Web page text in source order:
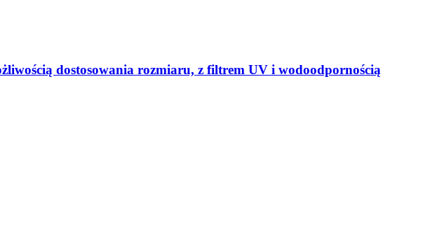
dostosowania rozmiaru, z filtrem UV i wodoodpornością